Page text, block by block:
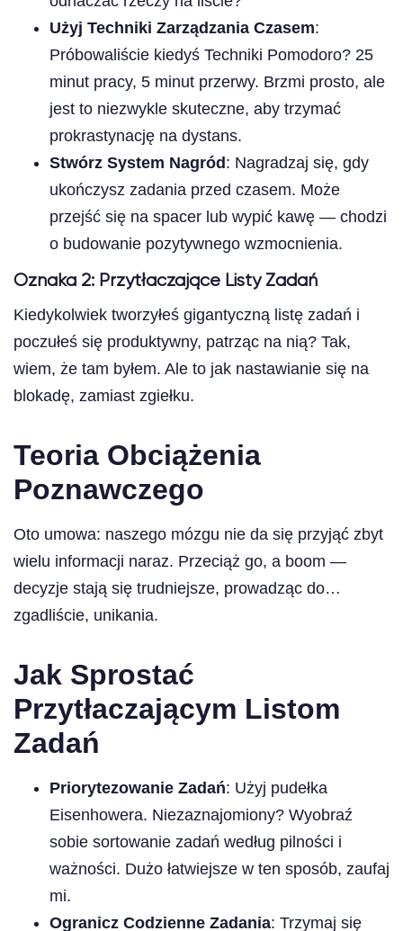
Użyj Techniki Zarządzania Czasem:
Próbowaliście kiedyś Techniki Pomodoro? 25
minut pracy, 5 minut przerwy. Brzmi prosto, ale
jest to niezwykle skuteczne, aby trzymać
prokrastynację na dystans.
Stwórz System Nagród: Nagradzaj się, gdy
ukończysz zadania przed czasem. Może
przejść się na spacer lub wypić kawę — chodzi
o budowanie pozytywnego wzmocnienia.
Oznaka 2: Przytłaczające Listy Zadań
Kiedykolwiek tworzyłeś gigantyczną listę zadań i
poczułeś się produktywny, patrząc na nią? Tak,
wiem, że tam byłem. Ale to jak nastawianie się na
blokadę, zamiast zgiełku.
Teoria Obciążenia
Poznawczego
Oto umowa: naszego mózgu nie da się przyjąć zbyt
wielu informacji naraz. Przeciąż go, a boom —
decyzje stają się trudniejsze, prowadząc do…
zgadliście, unikania.
Jak Sprostać
Przytłaczającym Listom
Zadań
Priorytezowanie Zadań: Użyj pudełka
Eisenhowera. Niezaznajomiony? Wyobraź
sobie sortowanie zadań według pilności i
ważności. Dużo łatwiejsze w ten sposób, zaufaj
mi.
Ogranicz Codzienne Zadania: Trzymaj się